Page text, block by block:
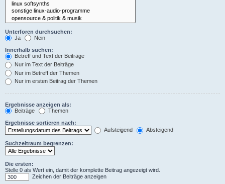
Unterforen durchsuchen:
Ja
Nein
Innerhalb suchen:
Betreff und Text der Beiträge
Nur im Text der Beiträge
Nur im Betreff der Themen
Nur im ersten Beitrag der Themen
Ergebnisse anzeigen als:
Beiträge
Themen
Ergebnisse sortieren nach:
Aufsteigend
Absteigend
Suchzeitraum begrenzen:
Die ersten:
Stelle 0 als Wert ein, damit der komplette Beitrag angezeigt wird.
Zeichen der Beiträge anzeigen